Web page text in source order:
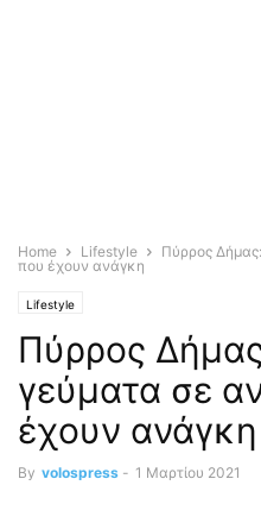
Home Lifestyle
Πύρρος
που έχουν ανάγκη
Lifestyle
Πύρρος
γεύματα σε
έχουν ανάγκη
By volospress - 1 Μαρτίου 2021